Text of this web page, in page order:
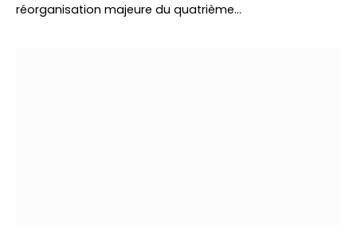
réorganisation majeure du quatrième…